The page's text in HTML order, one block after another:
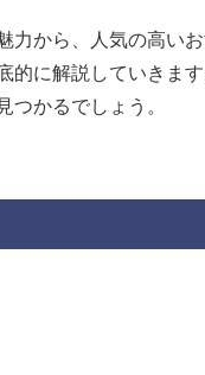
力から、人気の高い
的に解説していきま
つかるでしょう。